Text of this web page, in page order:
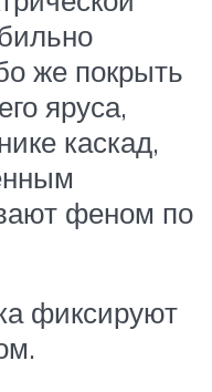
же покрыть
яруса,
каскад,
феном по
фиксируют